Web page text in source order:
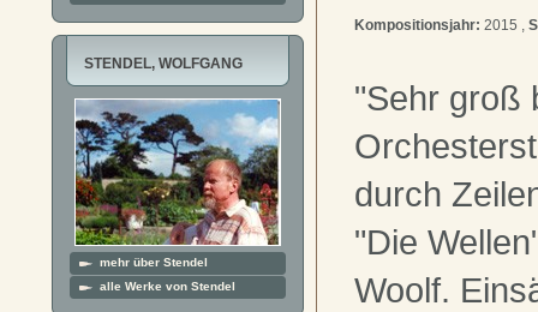
STENDEL, WOLFGANG
mehr über Stendel
alle Werke von Stendel
Kompositionsjahr: 2015 ,
"Sehr groß
durch
"Die
Woolf.